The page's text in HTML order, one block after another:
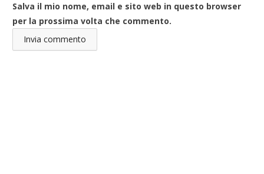
Salva il mio nome, email e sito web in questo browser
per la prossima volta che commento.